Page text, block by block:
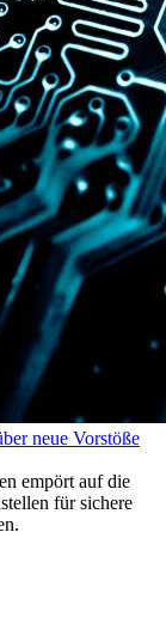
neue Vorstöße
empört auf die
für sichere